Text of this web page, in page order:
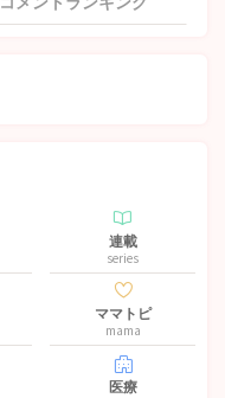
連載
series
ママトピ
mama
医療